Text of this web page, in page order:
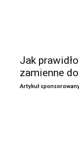
Jak
zamienne
Artykuł